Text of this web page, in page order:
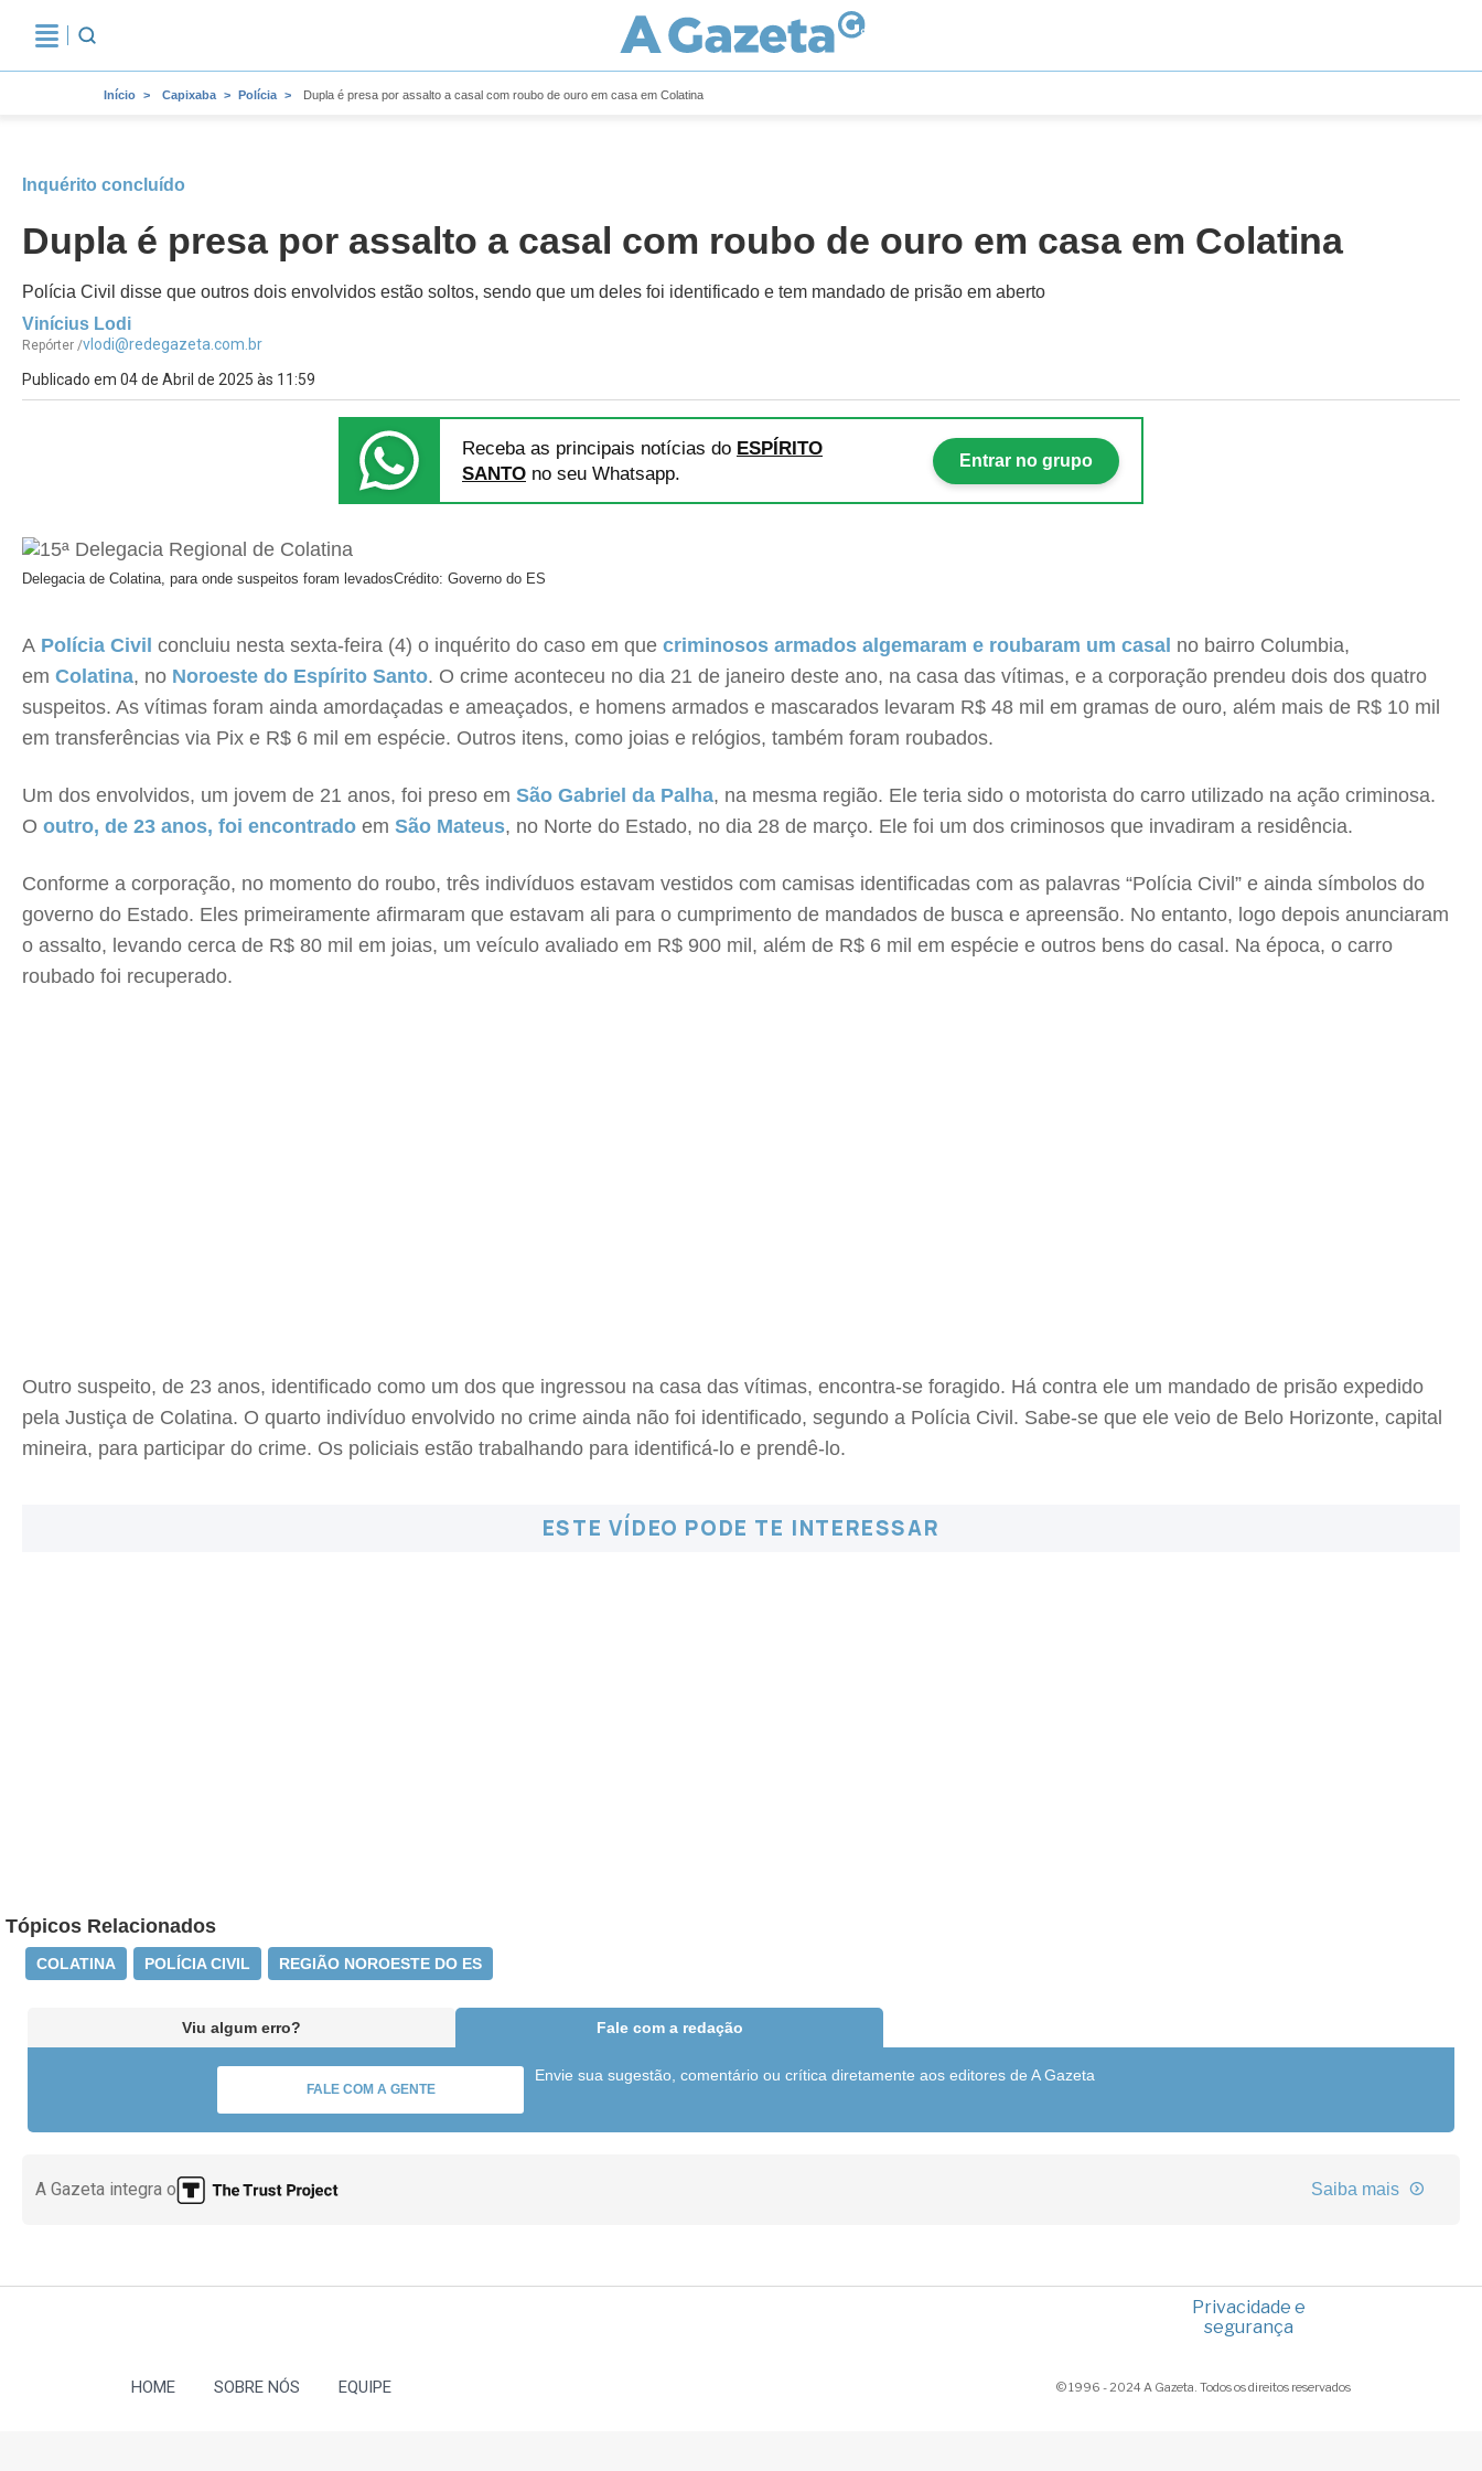
Início Capixaba Polícia Dupla é presa por assalto a casal com roubo de ouro em casa em Colatina
Inquérito concluído
Dupla é presa por assalto a casal com roubo de ouro em casa em Colatina
Polícia Civil disse que outros dois envolvidos estão soltos, sendo que um deles foi identificado e tem mandado de prisão em aberto
Vinícius Lodi
Repórter /vlodi@redegazeta.com.br
Publicado em 04 de Abril de 2025 às 11:59
Receba as principais notícias do ESPÍRITO
SANTO no seu Whatsapp.
Entrar no grupo
Delegacia de Colatina, para onde suspeitos foram levadosCrédito: Governo do ES
A Polícia Civil concluiu nesta sexta-feira (4) o inquérito do caso em que criminosos armados algemaram e roubaram um casal no bairro Columbia,
em Colatina, no Noroeste do Espírito Santo. O crime aconteceu no dia 21 de janeiro deste ano, na casa das vítimas, e a corporação prendeu dois dos quatro
suspeitos. As vítimas foram ainda amordaçadas e ameaçados, e homens armados e mascarados levaram R$ 48 mil em gramas de ouro, além mais de R$ 10 mil
em transferências via Pix e R$ 6 mil em espécie. Outros itens, como joias e relógios, também foram roubados.
Um dos envolvidos, um jovem de 21 anos, foi preso em São Gabriel da Palha, na mesma região. Ele teria sido o motorista do carro utilizado na ação criminosa.
O outro, de 23 anos, foi encontrado em São Mateus, no Norte do Estado, no dia 28 de março. Ele foi um dos criminosos que invadiram a residência.
Conforme a corporação, no momento do roubo, três indivíduos estavam vestidos com camisas identificadas com as palavras “Polícia Civil” e ainda símbolos do
governo do Estado. Eles primeiramente afirmaram que estavam ali para o cumprimento de mandados de busca e apreensão. No entanto, logo depois anunciaram
o assalto, levando cerca de R$ 80 mil em joias, um veículo avaliado em R$ 900 mil, além de R$ 6 mil em espécie e outros bens do casal. Na época, o carro
roubado foi recuperado.
Outro suspeito, de 23 anos, identificado como um dos que ingressou na casa das vítimas, encontra-se foragido. Há contra ele um mandado de prisão expedido
pela Justiça de Colatina. O quarto indivíduo envolvido no crime ainda não foi identificado, segundo a Polícia Civil. Sabe-se que ele veio de Belo Horizonte, capital
mineira, para participar do crime. Os policiais estão trabalhando para identificá-lo e prendê-lo.
ESTE VÍDEO PODE TE INTERESSAR
Tópicos Relacionados
COLATINA POLÍCIA CIVIL REGIÃO NOROESTE DO ES
Viu algum erro? Fale com a redação
FALE COM A GENTE
Envie sua sugestão, comentário ou crítica diretamente aos editores de A Gazeta
A Gazeta integra o Saiba mais
Privacidade e
segurança
HOME SOBRE NÓS EQUIPE © 1996 - 2024 A Gazeta. Todos os direitos reservados